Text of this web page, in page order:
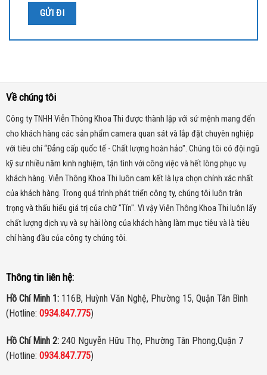
Về chúng tôi
Công ty TNHH Viễn Thông Khoa Thi được thành lập với sứ mệnh mang đến
cho khách hàng các sản phẩm camera quan sát và lắp đặt chuyên nghiệp
với tiêu chí “Đẳng cấp quốc tế - Chất lượng hoàn hảo". Chúng tôi có đội ngũ
kỹ sư nhiều năm kinh nghiệm, tận tình với công việc và hết lòng phục vụ
khách hàng. Viễn Thông Khoa Thi luôn cam kết là lựa chọn chính xác nhất
của khách hàng. Trong quá trình phát triển công ty, chúng tôi luôn trân
trọng và thấu hiểu giá trị của chữ "Tín". Vì vậy Viễn Thông Khoa Thi luôn lấy
chất lượng dịch vụ và sự hài lòng của khách hàng làm mục tiêu và là tiêu
chí hàng đầu của công ty chúng tôi.
Thông tin liên hệ:
Hồ Chí Minh 1:116B, Huỳnh Văn Nghệ, Phường 15, Quận Tân Bình
(Hotline: 0934.847.775)
Hồ Chí Minh 2:240 Nguyễn Hữu Thọ, Phường Tân Phong,Quận 7
(Hotline: 0934.847.775)